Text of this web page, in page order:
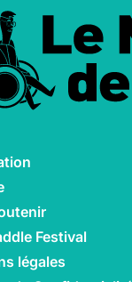
Festival
légales